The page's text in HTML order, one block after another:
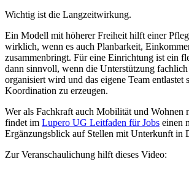
Wichtig ist die Langzeitwirkung.
Ein Modell mit höherer Freiheit hilft einer
wirklich, wenn es auch Planbarkeit,
zusammenbringt. Für eine Einrichtung ist ein
dann sinnvoll, wenn die Unterstützung fachlich
organisiert wird und das eigene Team entlastet
Koordination zu erzeugen.
Wer als Fachkraft auch Mobilität und Wohnen
findet im Lupero UG Leitfaden für Jobs einen
Ergänzungsblick auf Stellen mit Unterkunft in
Zur Veranschaulichung hilft dieses Video: